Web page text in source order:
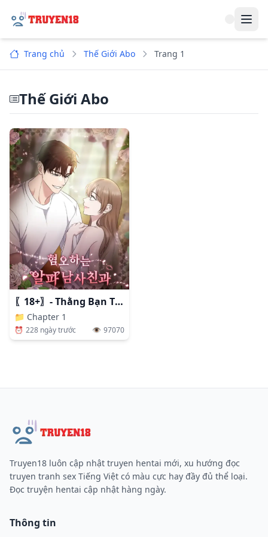
Trang chủ Thế Giới Abo Trang 1
Thế Giới Abo
〖18+〗- Thằng Bạn Thân Alpha Đáng Ghét
📁 Chapter 1
⏰ 228 ngày trước 👁️ 97070
Truyen18 luôn cập nhật truyen hentai mới, xu hướng đọc
truyen tranh sex Tiếng Việt có màu cực hay đầy đủ thể loại.
Đọc truyện hentai cập nhật hàng ngày.
Thông tin